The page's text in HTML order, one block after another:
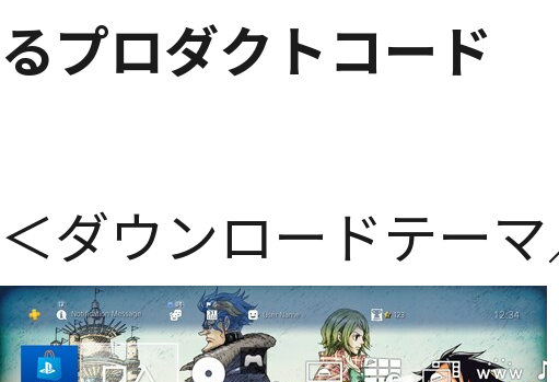
るプロダクトコード
＜ダウンロードテー